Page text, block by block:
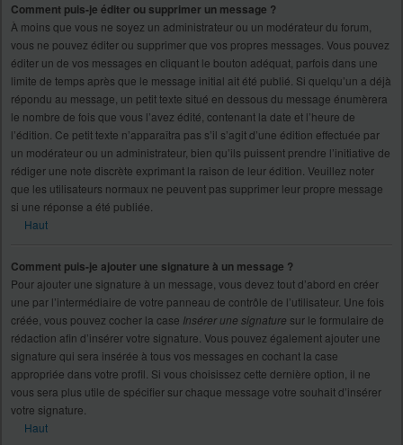
Comment puis-je éditer ou supprimer un message ?
À moins que vous ne soyez un administrateur ou un modérateur du forum,
vous ne pouvez éditer ou supprimer que vos propres messages. Vous pouvez
éditer un de vos messages en cliquant le bouton adéquat, parfois dans une
limite de temps après que le message initial ait été publié. Si quelqu’un a déjà
répondu au message, un petit texte situé en dessous du message énumèrera
le nombre de fois que vous l’avez édité, contenant la date et l’heure de
l’édition. Ce petit texte n’apparaîtra pas s’il s’agit d’une édition effectuée par
un modérateur ou un administrateur, bien qu’ils puissent prendre l’initiative de
rédiger une note discrète exprimant la raison de leur édition. Veuillez noter
que les utilisateurs normaux ne peuvent pas supprimer leur propre message
si une réponse a été publiée.
Haut
Comment puis-je ajouter une signature à un message ?
Pour ajouter une signature à un message, vous devez tout d’abord en créer
une par l’intermédiaire de votre panneau de contrôle de l’utilisateur. Une fois
créée, vous pouvez cocher la case Insérer une signature sur le formulaire de
rédaction afin d’insérer votre signature. Vous pouvez également ajouter une
signature qui sera insérée à tous vos messages en cochant la case
appropriée dans votre profil. Si vous choisissez cette dernière option, il ne
vous sera plus utile de spécifier sur chaque message votre souhait d’insérer
votre signature.
Haut